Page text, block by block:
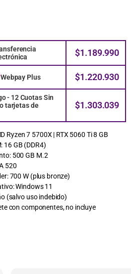
$1.189.990
Webpay Plus $1.220.930
- 12 Cuotas Sin
tarjetas de
$1.303.039
Ryzen 7 5700X | RTX 5060 Ti 8 GB
16 GB (DDR4)
500 GB M.2
520
700 W (plus bronze)
Windows 11
(salvo uso indebido)
con componentes, no incluye